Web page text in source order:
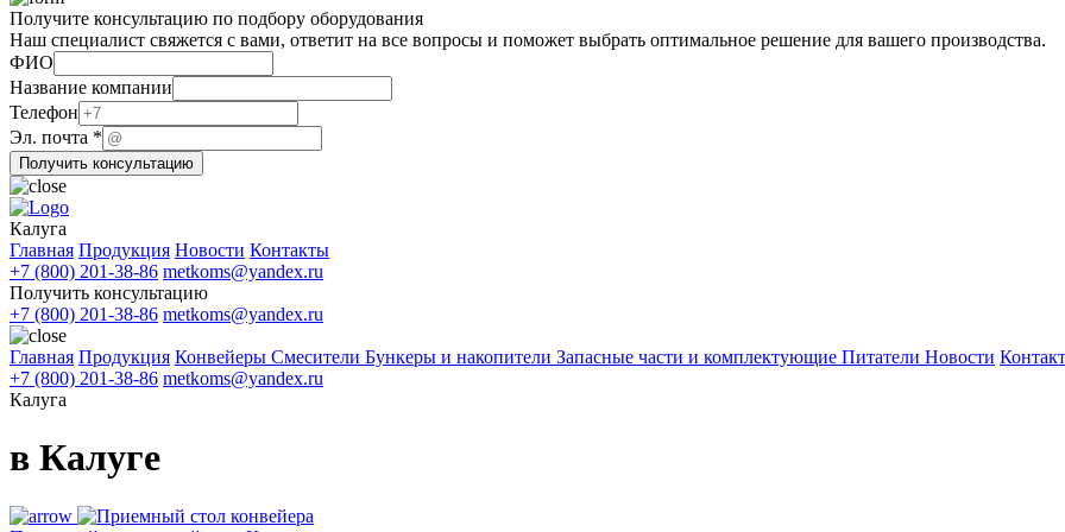
Получите консультацию по подбору оборудования
Наш специалист свяжется с вами, ответит на все вопросы и поможет выбрать оптимальное решение для вашего производства.
ФИО
почта
Эл.
ФИО
Название компании
Телефон
Эл. почта *
Получить консультацию
Калуга
Главная Продукция Новости Контакты
+7 (800) 201-38-86 metkoms@yandex.ru
Получить консультацию
+7 (800) 201-38-86 metkoms@yandex.ru
Главная Продукция Конвейеры Смесители Бункеры и накопители Запасные части и комплектующие Питатели Новости
+7 (800) 201-38-86 metkoms@yandex.ru
Калуга
в Калуге